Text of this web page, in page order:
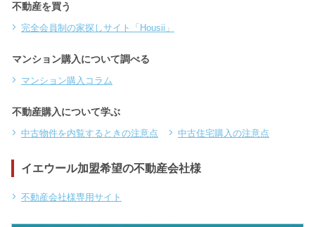
不動産を買う
完全会員制の家探しサイト「Housii」
マンション購入について調べる
マンション購入コラム
不動産購入について学ぶ
中古物件を内覧するときの注意点 中古住宅購入の注意点
イエウール加盟希望の不動産会社様
不動産会社様専用サイト